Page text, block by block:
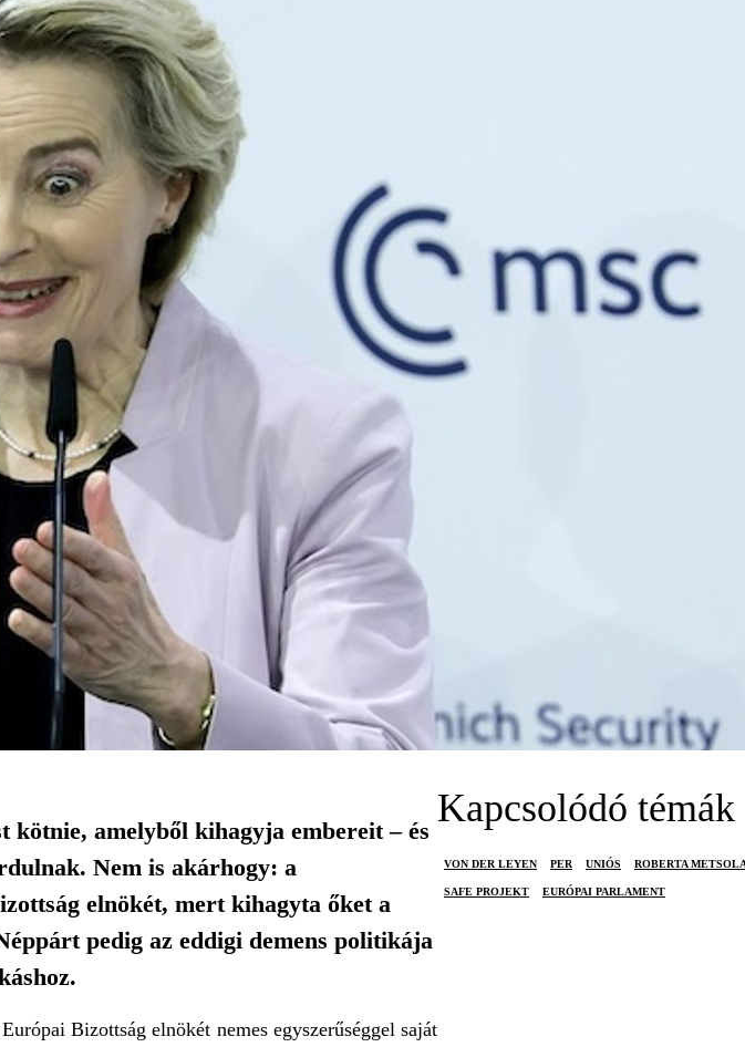
kötnie, amelyből kihagyja embereit – és
Nem is akárhogy: a
elnökét, mert kihagyta őket a
pedig az eddigi demens politikája
Bizottság elnökét nemes egyszerűséggel saját
Kapcsolódó témák
VON DER LEYEN PER UNIÓS ROBERTA
SAFE PROJEKT EURÓPAI PARLAMENT